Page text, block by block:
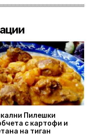
Пилешки
с картофи и
на тиган